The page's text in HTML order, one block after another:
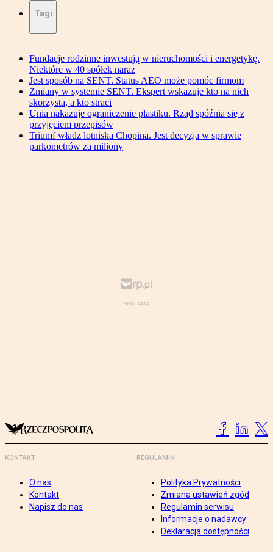
Tagi
Fundacje rodzinne inwestują w nieruchomości i energetykę.
Niektóre w 40 spółek naraz
Jest sposób na SENT. Status AEO może pomóc firmom
Zmiany w systemie SENT. Ekspert wskazuje kto na nich
skorzysta, a kto straci
Unia nakazuje ograniczenie plastiku. Rząd spóźnia się z
przyjęciem przepisów
Triumf władz lotniska Chopina. Jest decyzja w sprawie
parkometrów za miliony
KONTAKT
O nas
Kontakt
Napisz do nas
REGULAMIN
Polityka Prywatności
Zmiana ustawień zgód
Regulamin serwisu
Informacje o nadawcy
Deklaracja dostępności